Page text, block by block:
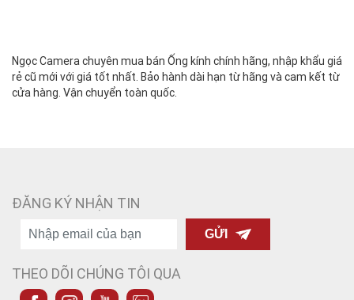
Ngọc Camera chuyên mua bán Ống kính chính hãng, nhập khẩu giá
rẻ cũ mới với giá tốt nhất. Bảo hành dài hạn từ hãng và cam kết từ
cửa hàng. Vận chuyển toàn quốc.
ĐĂNG KÝ NHẬN TIN
GỬI
THEO DÕI CHÚNG TÔI QUA